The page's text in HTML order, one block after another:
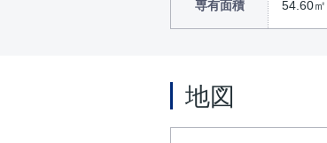
専有面積 54.60㎡
地図